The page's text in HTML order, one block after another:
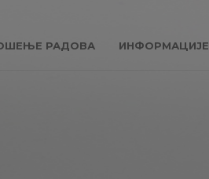
РАДОВА ИНФОРМАЦИЈЕ